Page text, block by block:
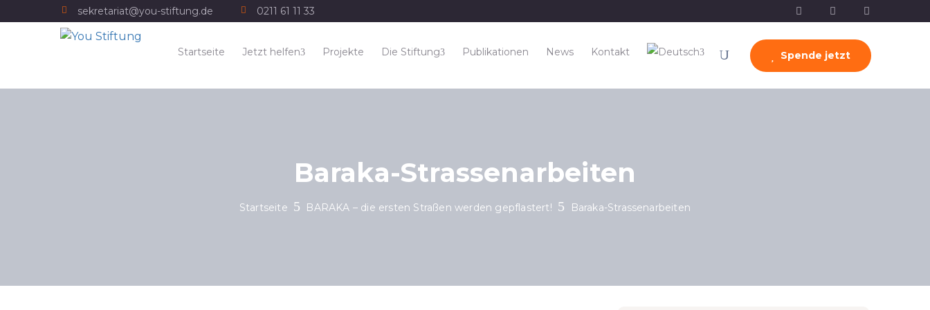
sekretariat@you-stiftung.de 0211 61 11 33
Startseite Jetzt helfen Projekte Die Stiftung Publikationen News Kontakt Spende jetzt
Baraka-Strassenarbeiten
Startseite BARAKA – die ersten Straßen werden gepflastert! Baraka-Strassenarbeiten